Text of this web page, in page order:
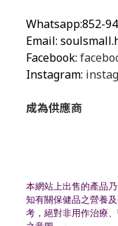
Whatsapp:852-
Email:
Facebook:
Instagram:
成為供應商
本網站上出售的產品乃
知有關保健品之營養及
考，絕對非用作治療、